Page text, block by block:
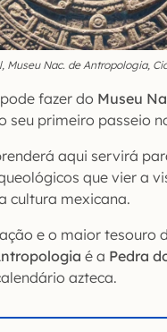
Museu Nac. de Antropologia,
fazer do Museu
seu primeiro passeio
aqui servirá
que vier a
cultura mexicana.
e o maior tesouro
é a Pedra
azteca.